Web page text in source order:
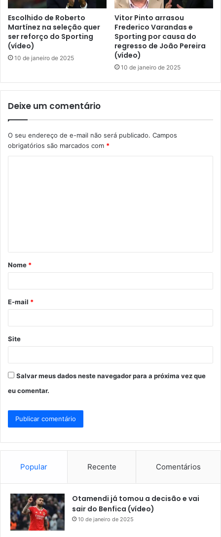
Escolhido de Roberto
Martínez na seleção quer
ser reforço do Sporting
(vídeo)
10 de janeiro de 2025
Vitor Pinto arrasou
Frederico Varandas e
Sporting por causa do
regresso de João Pereira
(vídeo)
10 de janeiro de 2025
Deixe um comentário
O seu endereço de e-mail não será publicado. Campos
obrigatórios são marcados com *
á
r
*
Nome *
E-mail *
Site
Salvar meus dados neste navegador para a próxima vez que
eu comentar.
Popular Recente Comentários
Otamendi já tomou a decisão e vai
sair do Benfica (vídeo)
10 de janeiro de 2025